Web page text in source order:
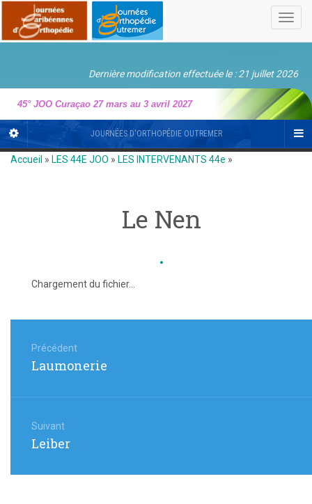
Dernière modification effectuée le : 21 juillet 2026
45° JOO Curaçao 27 mars au 3 avril 2027
JOURNÉES D'ORTHOPÉDIE OUTREMER
Accueil » LES 44E JOO » LES INTERVENANTS 44e »
Le Nen
Chargement du fichier...
dePrécédent
Article
Laumonerie
Suivant
Article
Leiber